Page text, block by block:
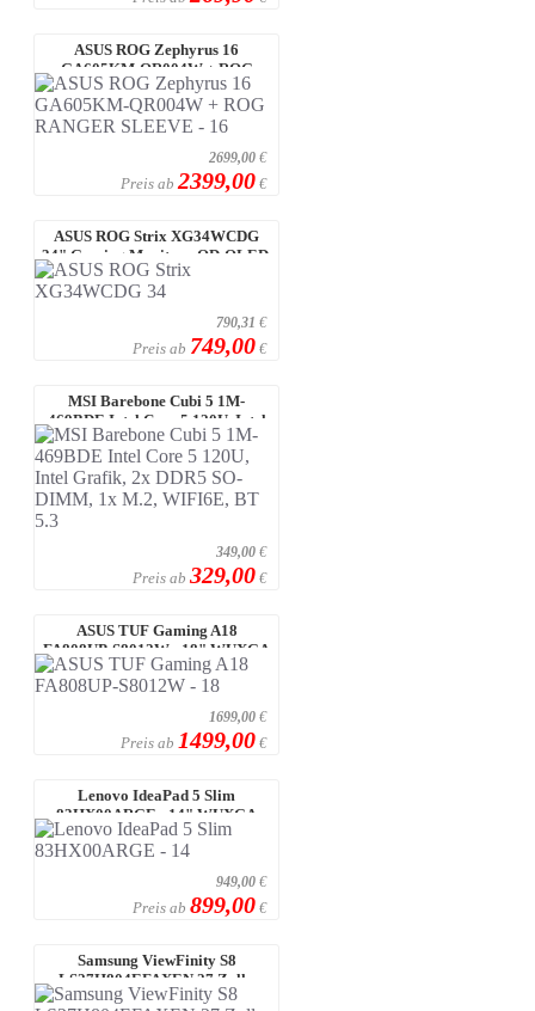
ASUS ROG Zephyrus 16
GA605KM-QR004W + ROG
RANGER SLEEVE - 16" QH ...
2699,00 €
Preis ab 2399,00 €
ASUS ROG Strix XG34WCDG
34" Gaming Monitor - QD-OLED,
UWQHD 175H ...
790,31 €
Preis ab 749,00 €
MSI Barebone Cubi 5 1M-
469BDE Intel Core 5 120U, Intel
Grafik, 2 ...
349,00 €
Preis ab 329,00 €
ASUS TUF Gaming A18
FA808UP-S8012W - 18" WUXGA
IPS 144Hz, AMD Ry ...
1699,00 €
Preis ab 1499,00 €
Lenovo IdeaPad 5 Slim
83HX00ARGE - 14" WUXGA
OLED, AMD Ryzen™ AI ...
949,00 €
Preis ab 899,00 €
Samsung ViewFinity S8
LS27H804EFAXEN 27 Zoll -
Office Monitor